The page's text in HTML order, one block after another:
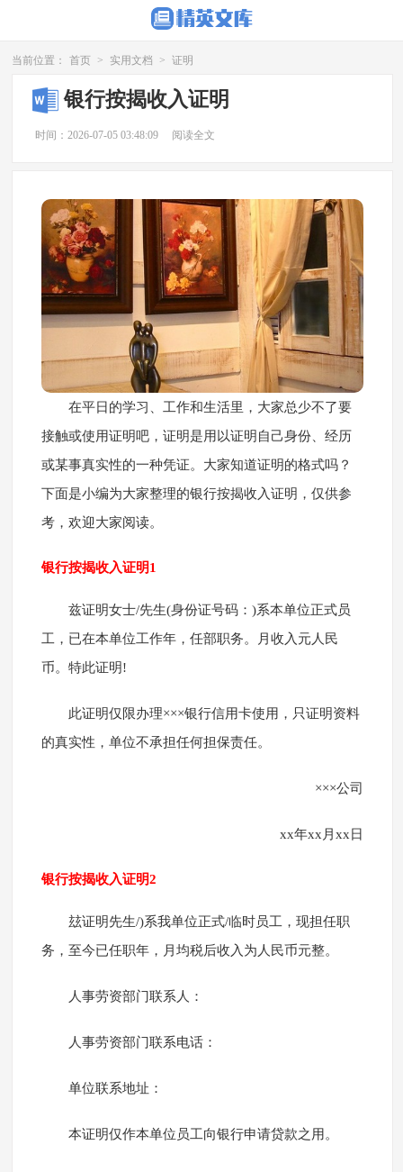
当前位置： 首页 > 实用文档 > 证明
银行按揭收入证明
时间：2026-07-05 03:48:09 阅读全文
在平日的学习、工作和生活里，大家总少不了要
接触或使用证明吧，证明是用以证明自己身份、经历
或某事真实性的一种凭证。大家知道证明的格式吗？
下面是小编为大家整理的银行按揭收入证明，仅供参
考，欢迎大家阅读。
银行按揭收入证明1
兹证明女士/先生(身份证号码：)系本单位正式员
工，已在本单位工作年，任部职务。月收入元人民
币。特此证明!
此证明仅限办理×××银行信用卡使用，只证明资料
的真实性，单位不承担任何担保责任。
×××公司
xx年xx月xx日
银行按揭收入证明2
玆证明先生/)系我单位正式/临时员工，现担任职
务，至今已任职年，月均税后收入为人民币元整。
人事劳资部门联系人：
人事劳资部门联系电话：
单位联系地址：
本证明仅作本单位员工向银行申请贷款之用。